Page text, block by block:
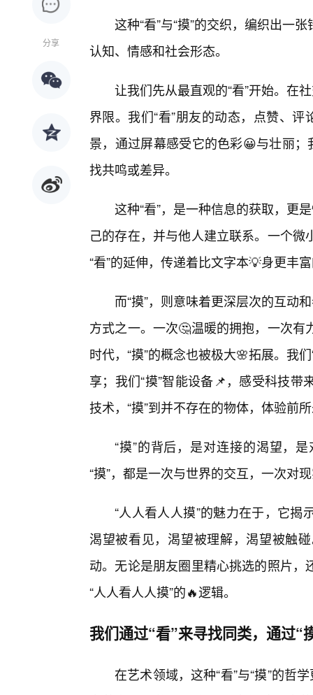
分享
这种“看”与“摸”的交织，编织出一
认知、情感和社会形态。
让我们先从最直观的“看”开始。在
界限。我们“看”朋友的动态，点赞、
景，通过屏幕感受它的色彩😀与壮丽
找共鸣或差异。
这种“看”，是一种信息的获取，更
己的存在，并与他人建立联系。一个
“看”的延伸，传递着比文字本💡身更丰
而“摸”，则意味着更深层次的互动
方式之一。一次🤔温暖的拥抱，一次
时代，“摸”的概念也被极大🌸拓展。我
享；我们“摸”智能设备📌，感受科技
技术，“摸”到并不存在的物体，体验前
“摸”的背后，是对连接的渴望，
“摸”，都是一次与世界的交互，一次对
“人人看人人摸”的魅力在于，它
渴望被看见，渴望被理解，渴望被触
动。无论是朋友圈里精心挑选的照片
“人人看人人摸”的🔥逻辑。
我们通过“看”来寻找同类，通过“
在艺术领域，这种“看”与“摸”的哲